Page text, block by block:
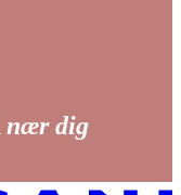
nær dig